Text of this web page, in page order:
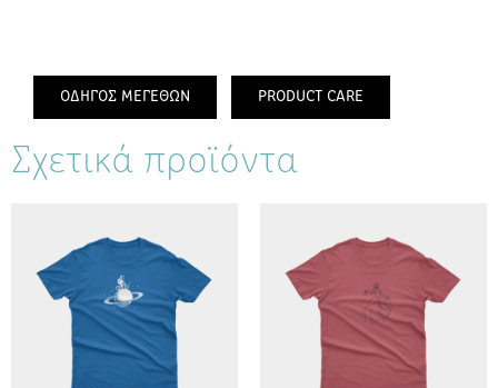
ΟΔΗΓΟΣ ΜΕΓΕΘΩΝ PRODUCT CARE
Σχετικά προϊόντα